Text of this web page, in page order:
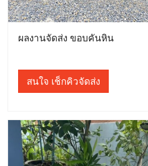
ผลงานจัดส่ง ขอบคันหิน
สนใจ เช็กคิวจัดส่ง